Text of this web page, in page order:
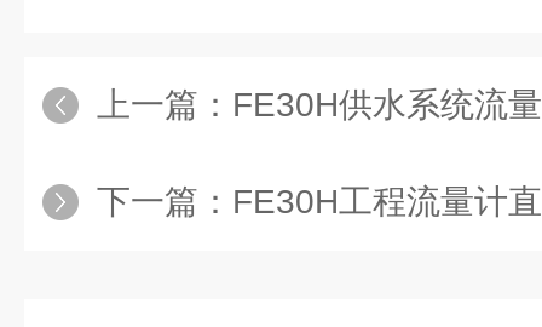
上一篇： FE30H供水系统流
下一篇： FE30H工程流量计